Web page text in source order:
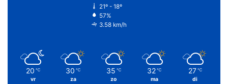
21º - 18º
57%
3.58 km/h
20 ℃
vr
30 ℃
za
35 ℃
zo
32 ℃
ma
27 ℃
di